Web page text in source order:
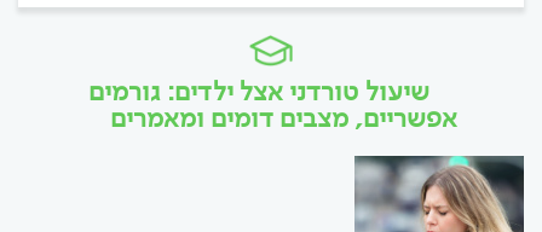
שיעול טורדני אצל ילדים: גורמים
אפשריים, מצבים דומים ומאמרים